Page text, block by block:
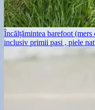
Încălțămintea barefoot
inclusiv primii pasi , piele